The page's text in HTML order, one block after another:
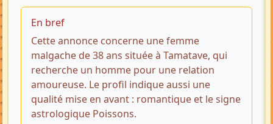
En bref
Cette annonce concerne une femme
malgache de 38 ans située à Tamatave, qui
recherche un homme pour une relation
amoureuse. Le profil indique aussi une
qualité mise en avant : romantique et le signe
astrologique Poissons.